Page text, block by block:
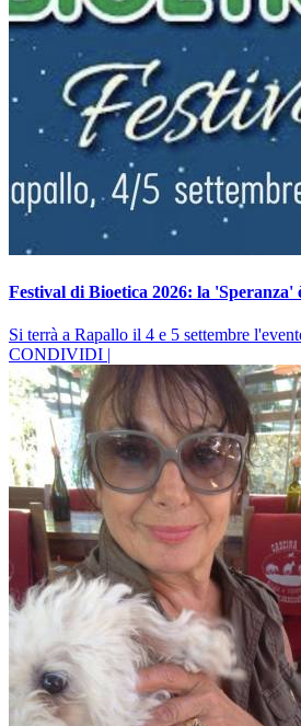
Festival di Bioetica 2026: la 'Speranza'
Si terrà a Rapallo il 4 e 5 settembre
CONDIVIDI |